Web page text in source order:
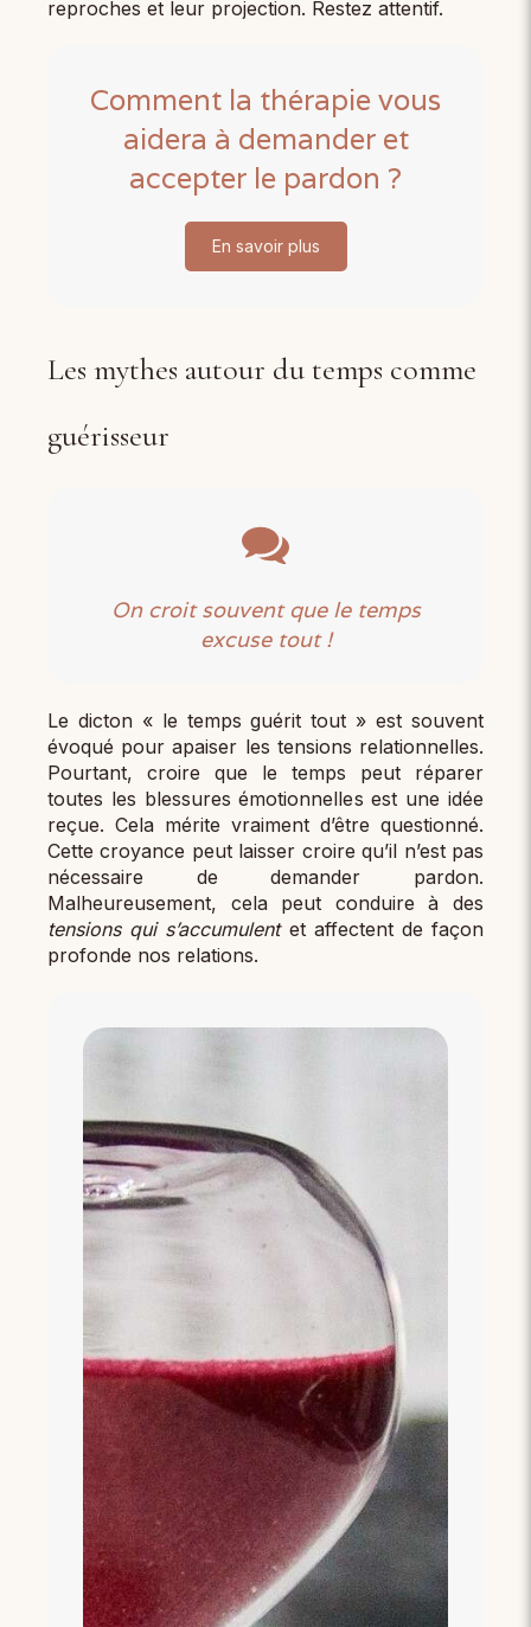
reproches et leur projection. Restez attentif.
Comment la thérapie vous
aidera à demander et
accepter le pardon ?
En savoir plus
Les mythes autour du temps comme
guérisseur
On croit souvent que le temps
excuse tout !
Le dicton « le temps guérit tout » est souvent
évoqué pour apaiser les tensions relationnelles.
Pourtant, croire que le temps peut réparer
toutes les blessures émotionnelles est une idée
reçue. Cela mérite vraiment d’être questionné.
Cette croyance peut laisser croire qu’il n’est pas
nécessaire de demander pardon.
Malheureusement, cela peut conduire à des
tensions qui s’accumulentet affectent de façon
profonde nos relations.